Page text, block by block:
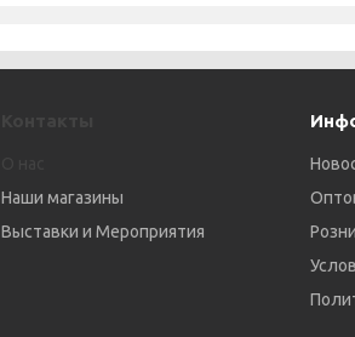
Наши магазины
Выставки и Мероприятия